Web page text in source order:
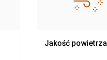
Jakość powietrza